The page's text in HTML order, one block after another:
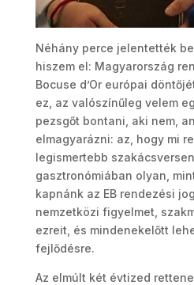
Néhány perce jelentették
hiszem el: Magyarország
Bocuse d’Or európai
ez, az valószínűleg velem
pezsgőt bontani, aki nem,
elmagyarázni: az, hogy mi
legismertebb
gasztronómiában olyan,
kapnánk az EB rendezési
nemzetközi figyelmet,
ezreit, és mindenekelőtt
fejlődésre.
Az elmúlt két évtized